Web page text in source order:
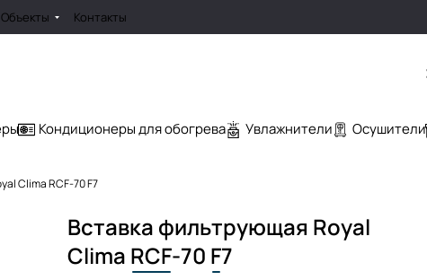
Объекты Контакты
Кондиционеры для обогрева Увлажнители Осушители
Clima RCF-70 F7
Вставка фильтрующая Royal
Clima RCF-70 F7